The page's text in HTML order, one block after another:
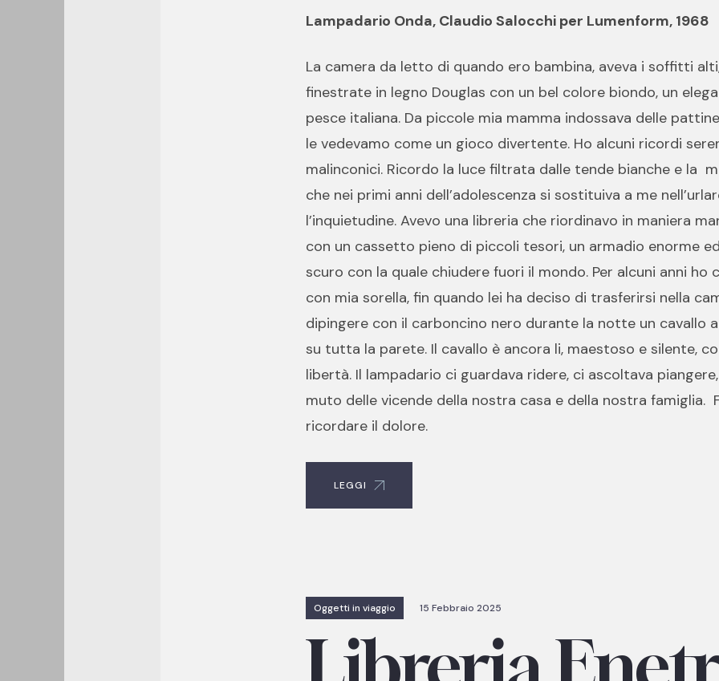
Lampadario Onda, Claudio Salocchi per Lumenform, 1968
La camera da letto di quando ero bambina, aveva i soffitti
finestrate in legno Douglas con un bel colore biondo, un
pesce italiana. Da piccole mia mamma indossava delle
le vedevamo come un gioco divertente. Ho alcuni ricordi
malinconici. Ricordo la luce filtrata dalle tende bianche e la
che nei primi anni dell’adolescenza si sostituiva a me
l’inquietudine. Avevo una libreria che riordinavo in maniera
con un cassetto pieno di piccoli tesori, un armadio enorme
scuro con la quale chiudere fuori il mondo. Per alcuni anni ho
con mia sorella, fin quando lei ha deciso di trasferirsi nella
dipingere con il carboncino nero durante la notte un cavallo
su tutta la parete. Il cavallo è ancora li, maestoso e silente,
libertà. Il lampadario ci guardava ridere, ci ascoltava
muto delle vicende della nostra casa e della nostra famiglia.
ricordare il dolore.
LEGGI
Oggetti in viaggio 15 Febbraio 2025